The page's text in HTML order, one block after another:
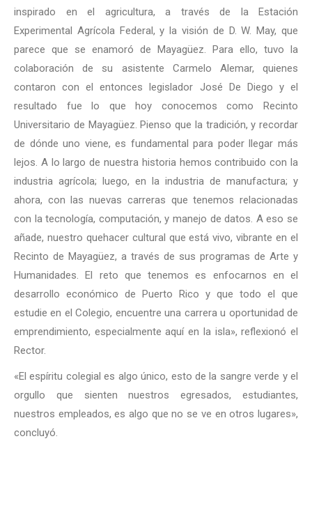
inspirado en el agricultura, a través de la Estación
Experimental Agrícola Federal, y la visión de D. W. May, que
parece que se enamoró de Mayagüez. Para ello, tuvo la
colaboración de su asistente Carmelo Alemar, quienes
contaron con el entonces legislador José De Diego y el
resultado fue lo que hoy conocemos como Recinto
Universitario de Mayagüez. Pienso que la tradición, y recordar
de dónde uno viene, es fundamental para poder llegar más
lejos. A lo largo de nuestra historia hemos contribuido con la
industria agrícola; luego, en la industria de manufactura; y
ahora, con las nuevas carreras que tenemos relacionadas
con la tecnología, computación, y manejo de datos. A eso se
añade, nuestro quehacer cultural que está vivo, vibrante en el
Recinto de Mayagüez, a través de sus programas de Arte y
Humanidades. El reto que tenemos es enfocarnos en el
desarrollo económico de Puerto Rico y que todo el que
estudie en el Colegio, encuentre una carrera u oportunidad de
emprendimiento, especialmente aquí en la isla», reflexionó el
Rector.
«El espíritu colegial es algo único, esto de la sangre verde y el
orgullo que sienten nuestros egresados, estudiantes,
nuestros empleados, es algo que no se ve en otros lugares»,
concluyó.